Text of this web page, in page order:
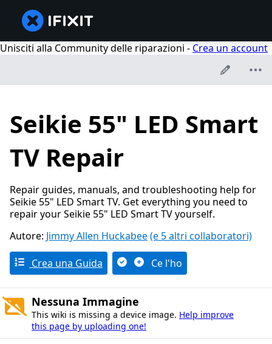
Unisciti alla Community delle riparazioni - Crea un account
Seikie 55" LED Smart
TV Repair
Repair guides, manuals, and troubleshooting help for
Seikie 55" LED Smart TV. Get everything you need to
repair your Seikie 55" LED Smart TV yourself.
Autore: Jimmy Allen Huckabee(e 5 altri collaboratori)
Crea una Guida Ce l'ho
Nessuna Immagine
This wiki is missing a device image. Help improve
this page by uploading one!